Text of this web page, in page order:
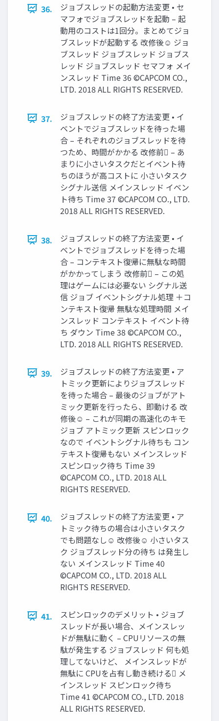
36.
ジョブスレッドの起動方法変更 • セ
マフォでジョブスレッドを起動 – 起
動用のコストは1回分。まとめてジョ
ブスレッドが起動する 改修後☺ ジョ
ブスレッド ジョブスレッド ジョブス
レッド ジョブスレッド セマフォ メイ
ンスレッド Time 36 ©CAPCOM CO.,
LTD. 2018 ALL RIGHTS RESERVED.
37.
ジョブスレッドの終了方法変更 • イ
ベントでジョブスレッドを待った場
合 – それぞれのジョブスレッドを待
つため、時間がかかる 改修前 – あ
まりに小さいタスクだとイベント待
ちのほうが高コストに 小さいタスク
シグナル送信 メインスレッド イベン
ト待ち Time 37 ©CAPCOM CO., LTD.
2018 ALL RIGHTS RESERVED.
38.
ジョブスレッドの終了方法変更 • イ
ベントでジョブスレッドを待った場
合 – コンテキスト復帰に無駄な時間
がかかってしまう 改修前 – この処
理はゲームには必要ない シグナル送
信 ジョブ イベントシグナル処理 ＋コ
ンテキスト復帰 無駄な処理時間 メイ
ンスレッド コンテキスト イベント待
ち ダウン Time 38 ©CAPCOM CO.,
LTD. 2018 ALL RIGHTS RESERVED.
39.
ジョブスレッドの終了方法変更 • ア
トミック更新によりジョブスレッド
を待った場合 – 最後のジョブがアト
ミック更新を行ったら、即動ける 改
修後☺ – これが同期の高速化のキモ
ジョブ アトミック更新 スピンロック
なので イベントシグナル待ちも コン
テキスト復帰もない メインスレッド
スピンロック待ち Time 39
©CAPCOM CO., LTD. 2018 ALL
RIGHTS RESERVED.
40.
ジョブスレッドの終了方法変更 • ア
トミック待ちの場合は小さいタスク
でも問題なし☺ 改修後☺ 小さいタス
ク ジョブスレッド分の待ち は発生し
ない メインスレッド Time 40
©CAPCOM CO., LTD. 2018 ALL
RIGHTS RESERVED.
41.
スピンロックのデメリット • ジョブ
スレッドが長い場合、メインスレッ
ドが無駄に動く – CPUリソースの無
駄が発生する ジョブスレッド 何も処
理してないけど、 メインスレッドが
無駄に CPUを占有し動き続ける メ
インスレッド スピンロック待ち
Time 41 ©CAPCOM CO., LTD. 2018
ALL RIGHTS RESERVED.